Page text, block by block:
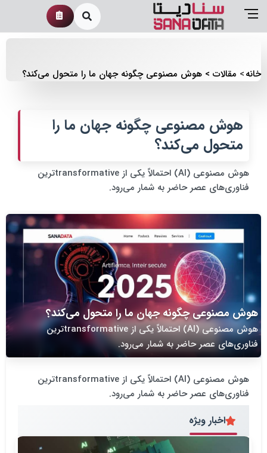
خانه مقالات هوش مصنوعی چگونه جهان ما را متحول می‌کند؟
هوش مصنوعی چگونه جهان ما را
متحول می‌کند؟
هوش مصنوعی (AI) احتمالاً یکی از transformativeترین
فناوری‌های عصر حاضر به شمار می‌رود.
هوش مصنوعی چگونه جهان ما را متحول می‌کند؟
هوش مصنوعی (AI) احتمالاً یکی از transformativeترین
فناوری‌های عصر حاضر به شمار می‌رود.
هوش مصنوعی (AI) احتمالاً یکی از transformativeترین
فناوری‌های عصر حاضر به شمار می‌رود.
اخبار ویژه